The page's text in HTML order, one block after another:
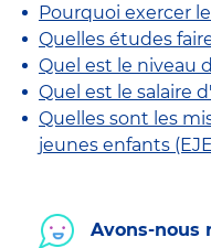
Pourquoi exercer
Quelles études
Quel est le niveau
Quel est le salaire
Quelles sont les
jeunes enfants
Avons-nous